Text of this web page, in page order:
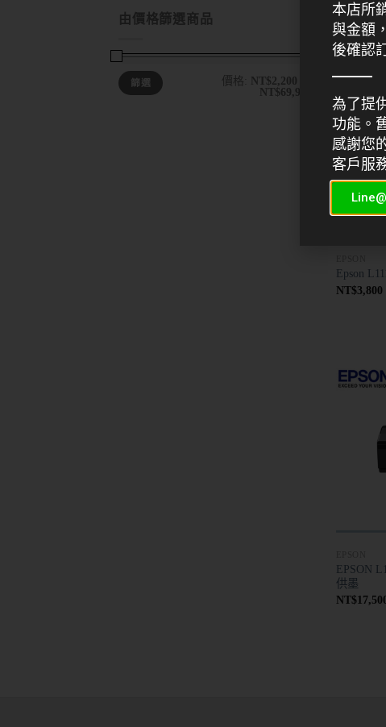
由價格篩選商品
篩選 價格: NT$2,200
NT$69,900
NT$
Epson
NT$3,800
EPSON
供墨
NT$
本店所
與金額
後確認
為了提
功能。
感謝您
客戶服